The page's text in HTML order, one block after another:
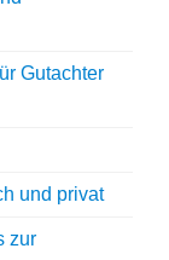
Gutachter
und privat
zur